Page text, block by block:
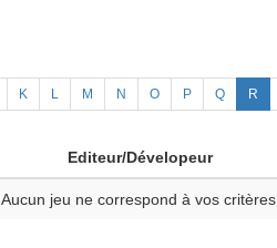
K L M N O P Q R
Editeur/Dévelopeur
Aucun jeu ne correspond à vos critères.